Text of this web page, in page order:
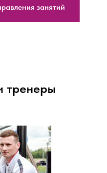
занятий
тренеры